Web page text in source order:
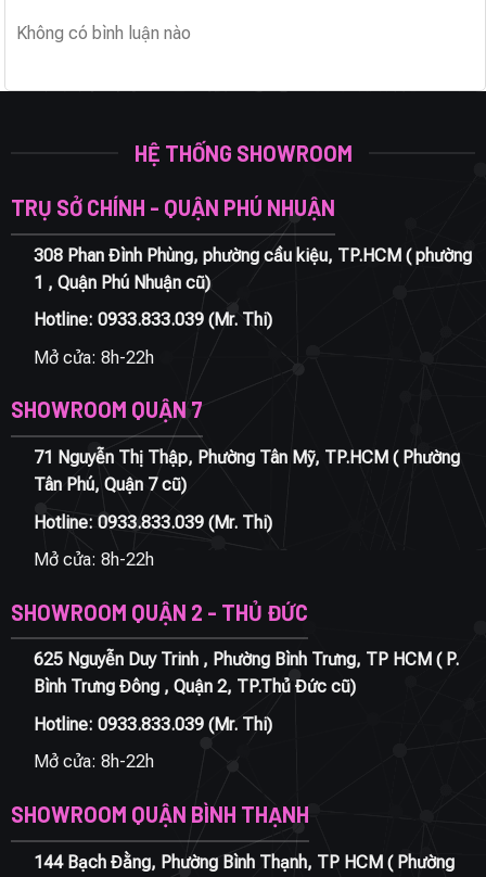
Không có bình luận nào
HỆ THỐNG SHOWROOM
TRỤ SỞ CHÍNH - QUẬN PHÚ NHUẬN
308 Phan Đình Phùng, phường cầu kiệu, TP.HCM ( phường
1 , Quận Phú Nhuận cũ)
Hotline: 0933.833.039(Mr. Thi)
Mở cửa: 8h-22h
SHOWROOM QUẬN 7
71 Nguyễn Thị Thập, Phường Tân Mỹ, TP.HCM ( Phường
Tân Phú, Quận 7 cũ)
Hotline: 0933.833.039(Mr. Thi)
Mở cửa: 8h-22h
SHOWROOM QUẬN 2 - THỦ ĐỨC
625 Nguyễn Duy Trinh , Phường Bình Trưng, TP HCM ( P.
Bình Trưng Đông , Quận 2, TP.Thủ Đức cũ)
Hotline: 0933.833.039(Mr. Thi)
Mở cửa: 8h-22h
SHOWROOM QUẬN BÌNH THẠNH
144 Bạch Đằng, Phường Bình Thạnh, TP HCM ( Phường